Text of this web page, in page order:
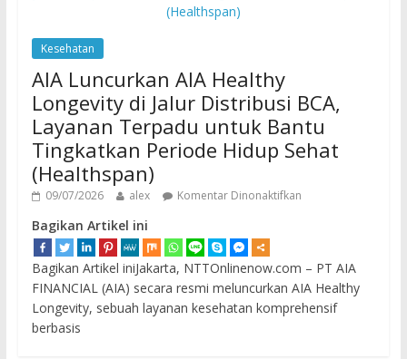
Kesehatan
AIA Luncurkan AIA Healthy
Longevity di Jalur Distribusi BCA,
Layanan Terpadu untuk Bantu
Tingkatkan Periode Hidup Sehat
(Healthspan)
09/07/2026 alex Komentar Dinonaktifkan
Bagikan Artikel ini
Bagikan Artikel iniJakarta, NTTOnlinenow.com – PT AIA
FINANCIAL (AIA) secara resmi meluncurkan AIA Healthy
Longevity, sebuah layanan kesehatan komprehensif
berbasis